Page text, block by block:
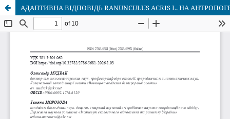
АДАПТИВНА ВІДПОВІДЬ RANUNCULUS ACRIS L. НА